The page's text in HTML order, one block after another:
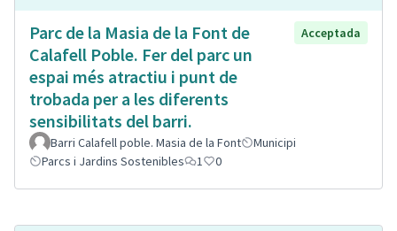
Parc de la Masia de la Font de
Calafell Poble. Fer del parc un
espai més atractiu i punt de
trobada per a les diferents
sensibilitats del barri.
Acceptada
Barri Calafell poble. Masia de la Font
Municipi
Parcs i Jardins Sostenibles
1 0